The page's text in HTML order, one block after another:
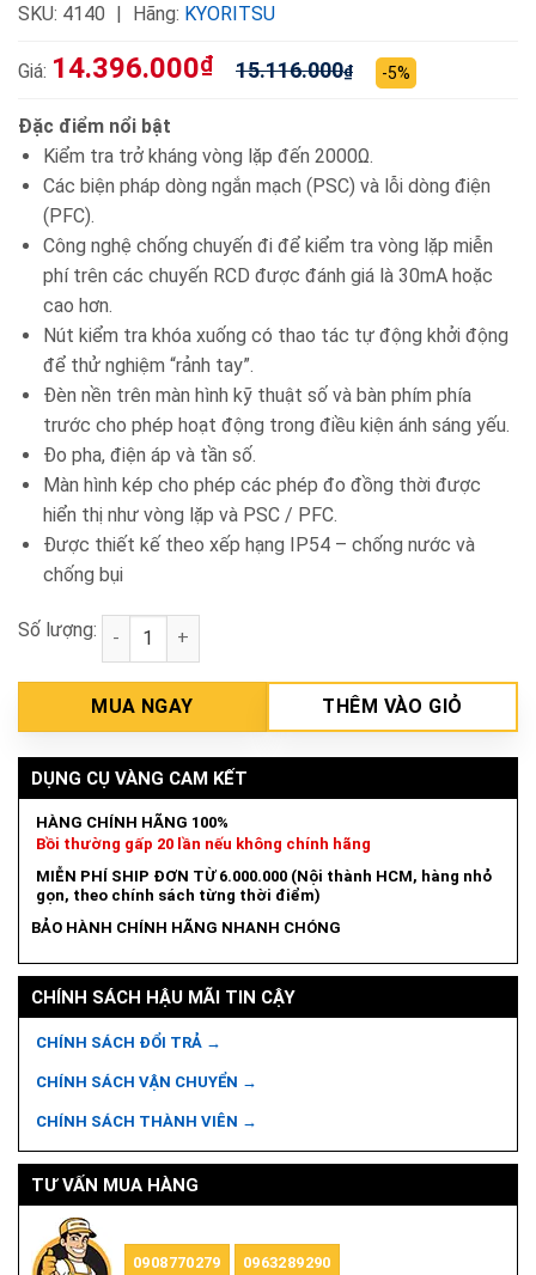
SKU: 4140 Hãng: KYORITSU
Giá: 14.396.000₫ 15.116.000₫ -5%
Đặc điểm nổi bật
Kiểm tra trở kháng vòng lặp đến 2000Ω.
Các biện pháp dòng ngắn mạch (PSC) và lỗi dòng điện
(PFC).
Công nghệ chống chuyến đi để kiểm tra vòng lặp miễn
phí trên các chuyến RCD được đánh giá là 30mA hoặc
cao hơn.
Nút kiểm tra khóa xuống có thao tác tự động khởi động
để thử nghiệm “rảnh tay”.
Đèn nền trên màn hình kỹ thuật số và bàn phím phía
trước cho phép hoạt động trong điều kiện ánh sáng yếu.
Đo pha, điện áp và tần số.
Màn hình kép cho phép các phép đo đồng thời được
hiển thị như vòng lặp và PSC / PFC.
Được thiết kế theo xếp hạng IP54 – chống nước và
chống bụi
Số lượng: Thiết bị thử LOOP / PFC / PSC Kyoritsu 4140 số
MUA NGAY THÊM VÀO GIỎ
DỤNG CỤ VÀNG CAM KẾT
HÀNG CHÍNH HÃNG 100%
Bồi thường gấp 20 lần nếu không chính hãng
MIỄN PHÍ SHIP ĐƠN TỪ 6.000.000 (Nội thành HCM, hàng nhỏ
gọn, theo chính sách từng thời điểm)
BẢO HÀNH CHÍNH HÃNG NHANH CHÓNG
CHÍNH SÁCH HẬU MÃI TIN CẬY
CHÍNH SÁCH ĐỔI TRẢ →
CHÍNH SÁCH VẬN CHUYỂN →
CHÍNH SÁCH THÀNH VIÊN →
TƯ VẤN MUA HÀNG
0908770279 0963289290